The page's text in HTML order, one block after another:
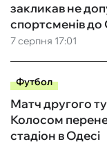
7 серпня 17:01
закликав не
спортсменів до
Футбол
Матч другого
Колосом
стадіон в Одесі